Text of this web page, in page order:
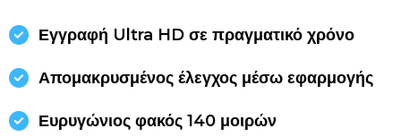
Εγγραφή Ultra HD σε πραγματικό χρόνο
Απομακρυσμένος έλεγχος μέσω εφαρμογής
Ευρυγώνιος φακός 140 μοιρών